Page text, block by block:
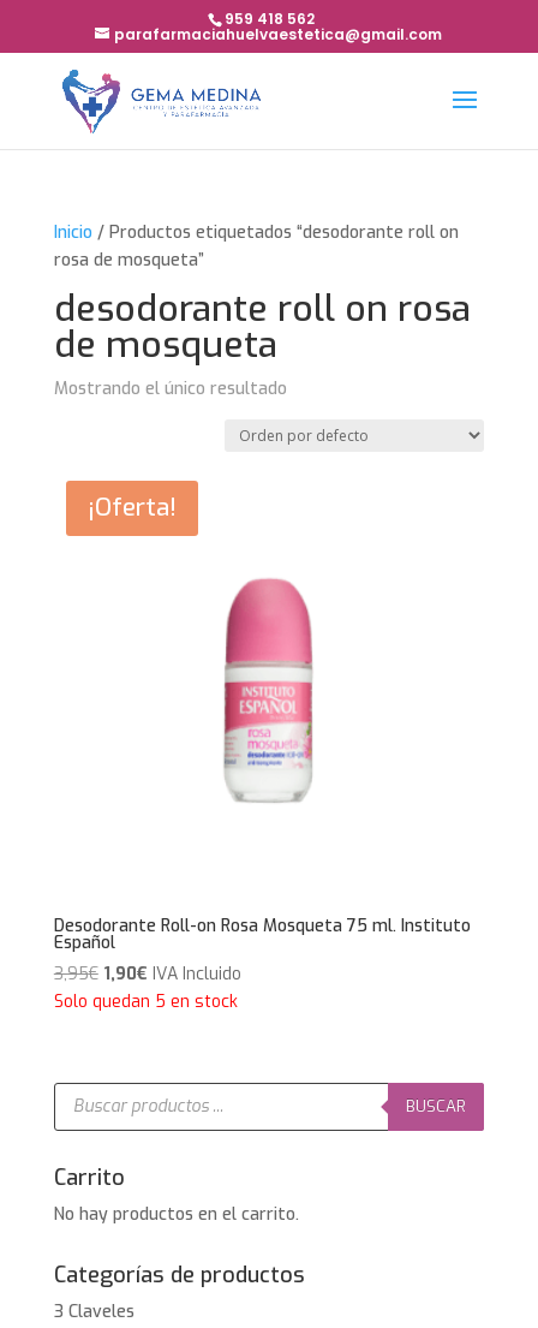
959 418 562
parafarmaciahuelvaestetica@gmail.com
Inicio / Productos etiquetados “desodorante roll on
rosa de mosqueta”
desodorante roll on rosa
de mosqueta
Mostrando el único resultado
¡Oferta!
Desodorante Roll-on Rosa Mosqueta 75 ml. Instituto
Español
3,95€ El
precio
3,95€.
1,90€El
precio
1,90€.
IVA Incluido
Solo quedan 5 en stock
Búsqueda
productos
BUSCAR
Carrito
No hay productos en el carrito.
Categorías de productos
3 Claveles